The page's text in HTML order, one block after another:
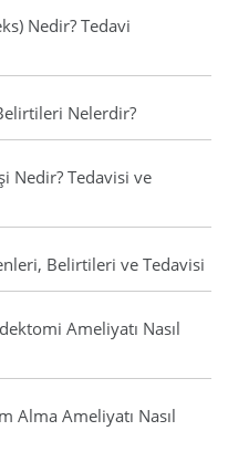
Nedir? Tedavi
Nelerdir?
Nedir? Tedavisi ve
Belirtileri ve Tedavisi
Ameliyatı Nasıl
Alma Ameliyatı Nasıl